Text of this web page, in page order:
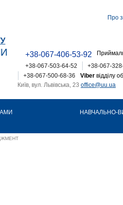
Про
+38-067-406-53-92
+38-067-503-64-52
+38-067-
Viber відділу
+38-067-500-68-36
Київ, вул. Львівська, 23 office@uu.ua
НАВЧАЛЬНО-